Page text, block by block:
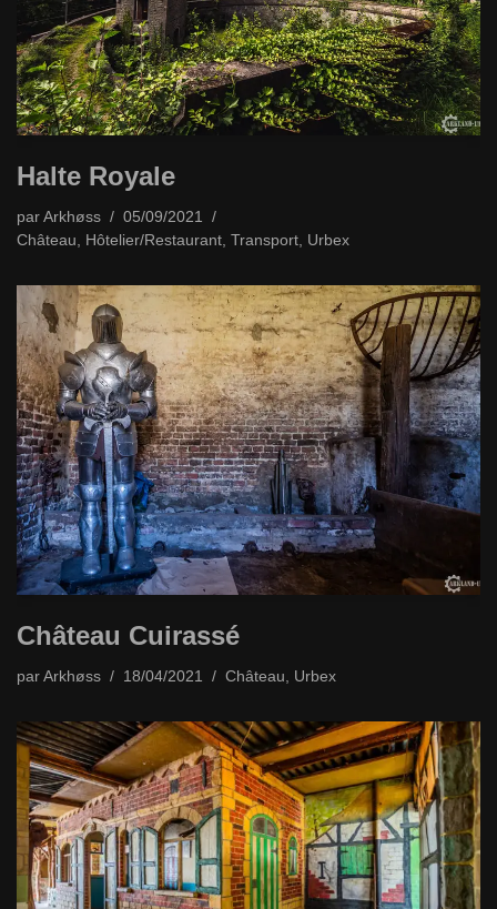
Halte Royale
par Arkhøss
05/09/2021
Château, Hôtelier/Restaurant, Transport, Urbex
Château Cuirassé
par Arkhøss 18/04/2021 Château Urbex